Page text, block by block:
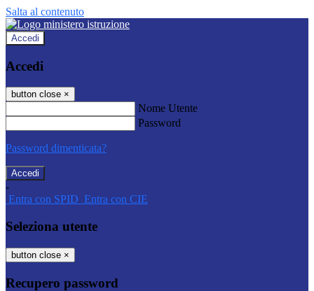
Salta al contenuto
Accedi
Accedi
button close ×
Nome Utente
Password
Password dimenticata?
-
Entra con SPID Entra con CIE
Seleziona utente
button close ×
Recupero password